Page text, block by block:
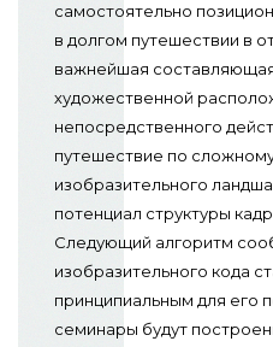
самостоятельно
в долгом путешествии в
важнейшая
художественной
непосредственного
путешествие по
изобразительного
потенциал структуры
Следующий алгоритм
изобразительного кода
принципиальным для его
семинары будут